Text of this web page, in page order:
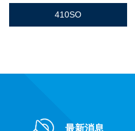
410SO
最新消息